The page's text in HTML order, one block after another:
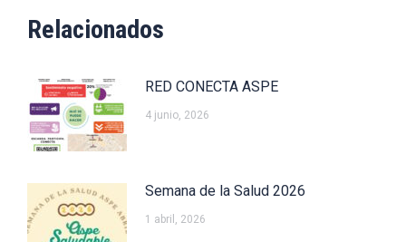
Relacionados
RED CONECTA ASPE
4 junio, 2026
Semana de la Salud 2026
1 abril, 2026